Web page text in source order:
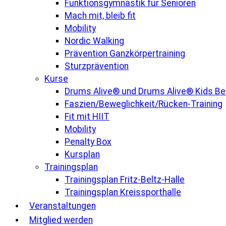
Funktionsgymnastik für Senioren
Mach mit, bleib fit
Mobility
Nordic Walking
Prävention Ganzkörpertraining
Sturzprävention
Kurse
Drums Alive® und Drums Alive® Kids
Faszien/Beweglichkeit/Rücken-Training
Fit mit HIIT
Mobility
Penalty Box
Kursplan
Trainingsplan
Trainingsplan Fritz-Beltz-Halle
Trainingsplan Kreissporthalle
Veranstaltungen
Mitglied werden